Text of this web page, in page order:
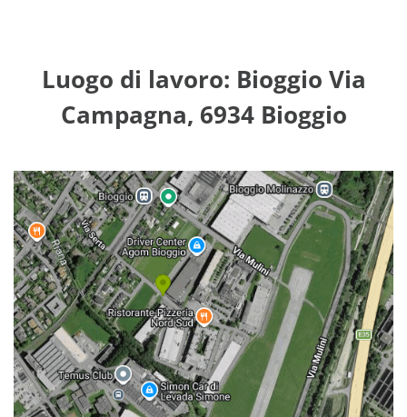
Luogo di lavoro: Bioggio Via
Campagna, 6934 Bioggio